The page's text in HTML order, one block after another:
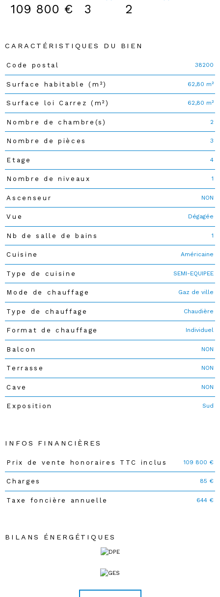
109 800 € 3 2
CARACTÉRISTIQUES DU BIEN
Caractéristiques
Code postal 38200
Surface habitable (m²) 62,80 m²
Surface loi Carrez (m²) 62,80 m²
Nombre de chambre(s) 2
Nombre de pièces 3
Etage 4
Nombre de niveaux 1
Ascenseur NON
Vue Dégagée
Nb de salle de bains 1
Cuisine Américaine
Type de cuisine SEMI-EQUIPEE
Mode de chauffage Gaz de ville
Type de chauffage Chaudière
Format de chauffage Individuel
Balcon NON
Terrasse NON
Cave NON
Exposition Sud
INFOS FINANCIÈRES
Caractéristiques Valeurs
Prix de vente honoraires TTC inclus 109 800 €
Charges 85 €
Taxe foncière annuelle 644 €
BILANS ÉNERGÉTIQUES